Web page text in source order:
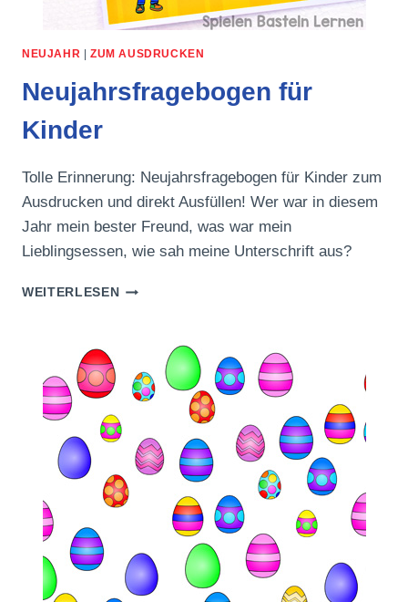
NEUJAHR | ZUM AUSDRUCKEN
Neujahrsfragebogen für
Kinder
Tolle Erinnerung: Neujahrsfragebogen für Kinder zum
Ausdrucken und direkt Ausfüllen! Wer war in diesem
Jahr mein bester Freund, was war mein
Lieblingsessen, wie sah meine Unterschrift aus?
WEITERLESENNEUJAHRSFRAGEBOGEN